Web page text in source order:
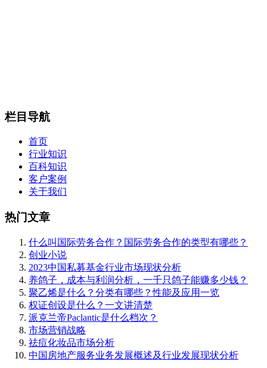
栏目导航
首页
行业知识
百科知识
客户案例
关于我们
热门文章
什么叫国际劳务合作？国际劳务合作的类型有哪些？
创业小说
2023中国私募基金行业市场现状分析
养鸽子，成本与利润分析，一千只鸽子能赚多少钱？
聚乙烯是什么？分类有哪些？性能及应用一览
权证创设是什么？一文讲清楚
派克兰帝Paclantic是什么档次？
市场营销战略
祛痘化妆品市场分析
中国房地产服务业务发展概述及行业发展现状分析